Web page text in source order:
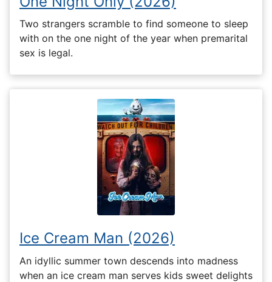
Two strangers scramble to find someone to sleep
with on the one night of the year when premarital
sex is legal.
Ice Cream Man (2026)
An idyllic summer town descends into madness
when an ice cream man serves kids sweet delights